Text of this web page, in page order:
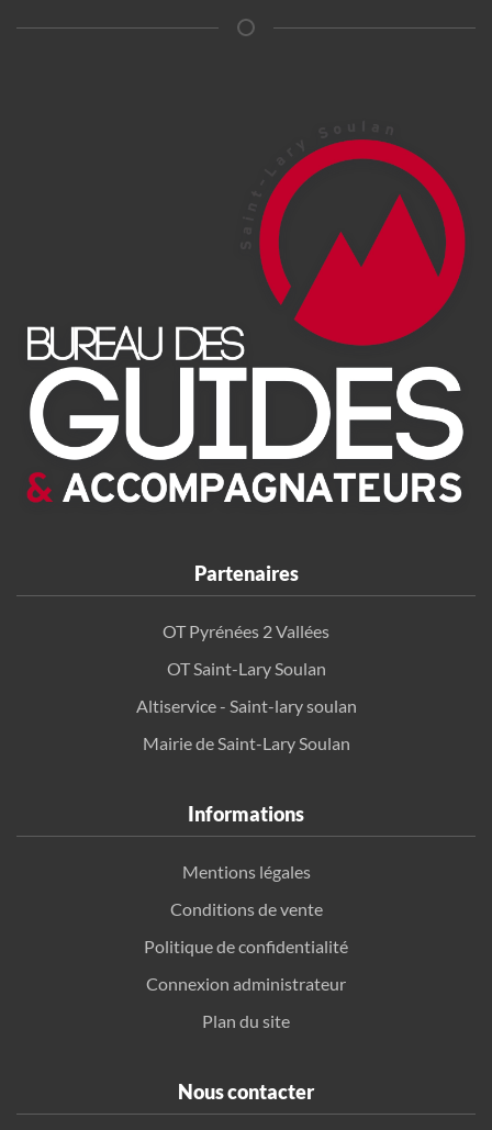
Partenaires
OT Pyrénées 2 Vallées
OT Saint-Lary Soulan
Altiservice - Saint-lary soulan
Mairie de Saint-Lary Soulan
Informations
Mentions légales
Conditions de vente
Politique de confidentialité
Connexion administrateur
Plan du site
Nous contacter